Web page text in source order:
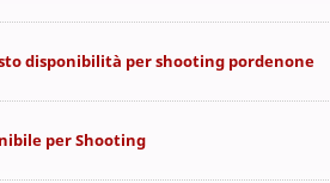
disponibilità per shooting pordenone
per Shooting